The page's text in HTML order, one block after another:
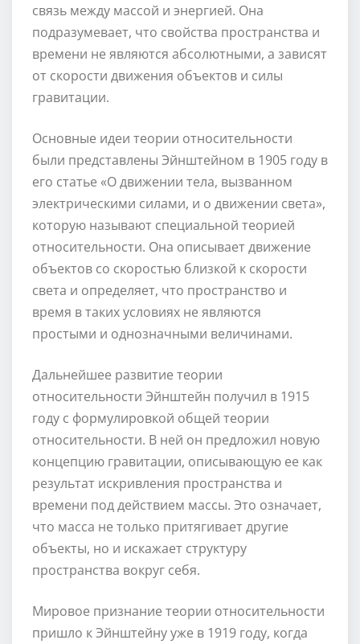
связь между массой и энергией. Она
подразумевает, что свойства пространства и
времени не являются абсолютными, а зависят
от скорости движения объектов и силы
гравитации.
Основные идеи теории относительности
были представлены Эйнштейном в 1905 году в
его статье «О движении тела, вызванном
электрическими силами, и о движении света»,
которую называют специальной теорией
относительности. Она описывает движение
объектов со скоростью близкой к скорости
света и определяет, что пространство и
время в таких условиях не являются
простыми и однозначными величинами.
Дальнейшее развитие теории
относительности Эйнштейн получил в 1915
году с формулировкой общей теории
относительности. В ней он предложил новую
концепцию гравитации, описывающую ее как
результат искривления пространства и
времени под действием массы. Это означает,
что масса не только притягивает другие
объекты, но и искажает структуру
пространства вокруг себя.
Мировое признание теории относительности
пришло к Эйнштейну уже в 1919 году, когда